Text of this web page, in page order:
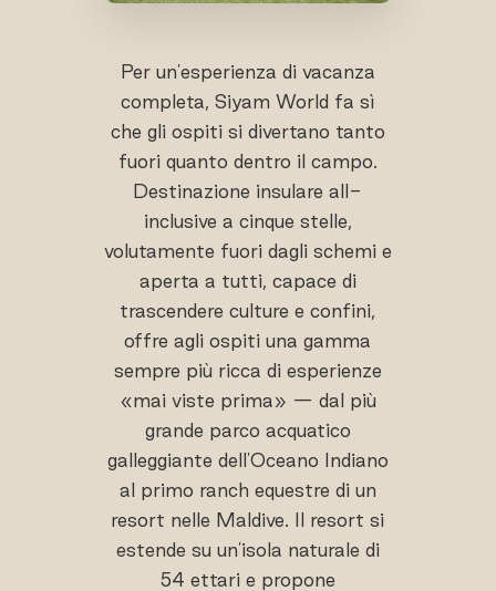
Per un'esperienza di vacanza
completa, Siyam World fa sì
che gli ospiti si divertano tanto
fuori quanto dentro il campo.
Destinazione insulare all-
inclusive a cinque stelle,
volutamente fuori dagli schemi e
aperta a tutti, capace di
trascendere culture e confini,
offre agli ospiti una gamma
sempre più ricca di esperienze
«mai viste prima» — dal più
grande parco acquatico
galleggiante dell'Oceano Indiano
al primo ranch equestre di un
resort nelle Maldive. Il resort si
estende su un'isola naturale di
54 ettari e propone